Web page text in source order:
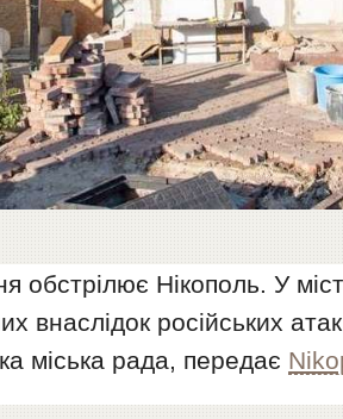
обстрілює Нікополь. У
внаслідок російських
міська рада, передає